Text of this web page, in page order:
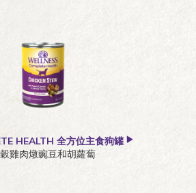
HEALTH 全方位主食狗罐
雞肉燉豌豆和胡蘿蔔